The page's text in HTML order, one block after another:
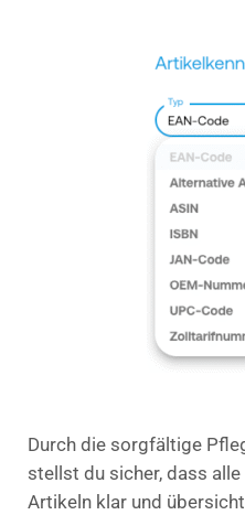
Durch die sorgfältige
stellst du sicher, dass
Artikeln klar und